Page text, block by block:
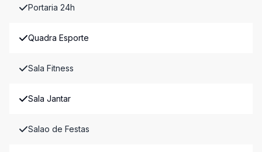
Portaria 24h
Quadra Esporte
Sala Fitness
Sala Jantar
Salao de Festas